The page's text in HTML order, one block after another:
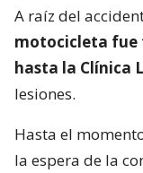
A raíz del
motocicleta fue
hasta la Clínica
lesiones.
Hasta el
la espera de la